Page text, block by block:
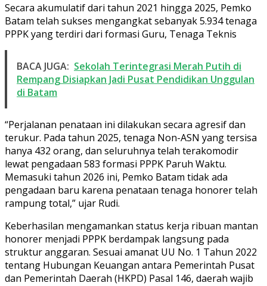
Secara akumulatif dari tahun 2021 hingga 2025, Pemko
Batam telah sukses mengangkat sebanyak 5.934 tenaga
PPPK yang terdiri dari formasi Guru, Tenaga Teknis
BACA JUGA: Sekolah Terintegrasi Merah Putih di
Rempang Disiapkan Jadi Pusat Pendidikan Unggulan
di Batam
“Perjalanan penataan ini dilakukan secara agresif dan
terukur. Pada tahun 2025, tenaga Non-ASN yang tersisa
hanya 432 orang, dan seluruhnya telah terakomodir
lewat pengadaan 583 formasi PPPK Paruh Waktu.
Memasuki tahun 2026 ini, Pemko Batam tidak ada
pengadaan baru karena penataan tenaga honorer telah
rampung total,” ujar Rudi.
Keberhasilan mengamankan status kerja ribuan mantan
honorer menjadi PPPK berdampak langsung pada
struktur anggaran. Sesuai amanat UU No. 1 Tahun 2022
tentang Hubungan Keuangan antara Pemerintah Pusat
dan Pemerintah Daerah (HKPD) Pasal 146, daerah wajib